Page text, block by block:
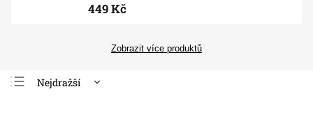
449 Kč
Zobrazit více produktů
Nejdražší